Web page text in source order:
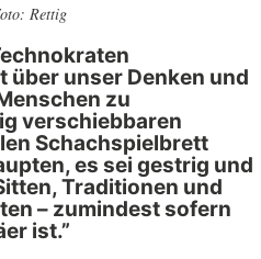
Rettig
über unser Denken und
zu
verschiebbaren
Schachspielbrett
es sei gestrig und
Traditionen und
– zumindest sofern
ist.”